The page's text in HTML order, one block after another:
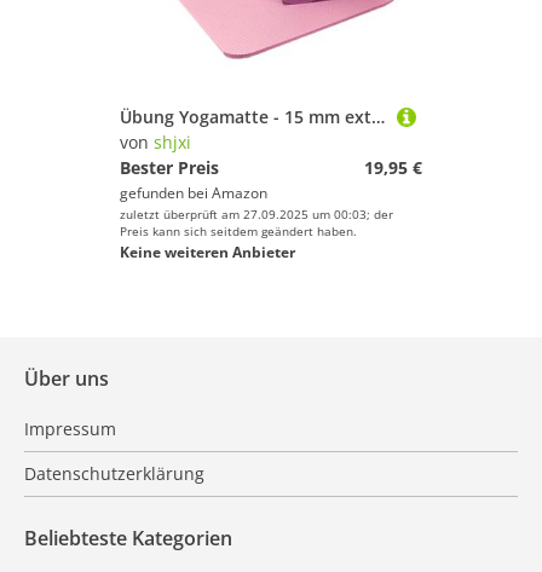
Übung Yogamatte - 15 mm extra dickes Trainingspad zum Polsterung, Stabilität mit Tragetasche, Pilates Bodenfitnessmatte für Männer und Frauen Home Fitnessstudio in der Innenräume im Freien im Freien i
von shjxi
Bester Preis
19,95 €
gefunden bei Amazon
zuletzt überprüft am 27.09.2025 um 00:03; der
Preis kann sich seitdem geändert haben.
Keine weiteren Anbieter
Über uns
Impressum
Datenschutzerklärung
Beliebteste Kategorien